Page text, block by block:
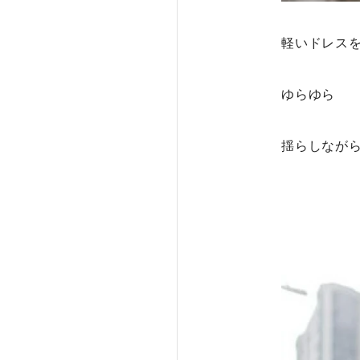
軽いドレス
ゆらゆら
揺らしなが